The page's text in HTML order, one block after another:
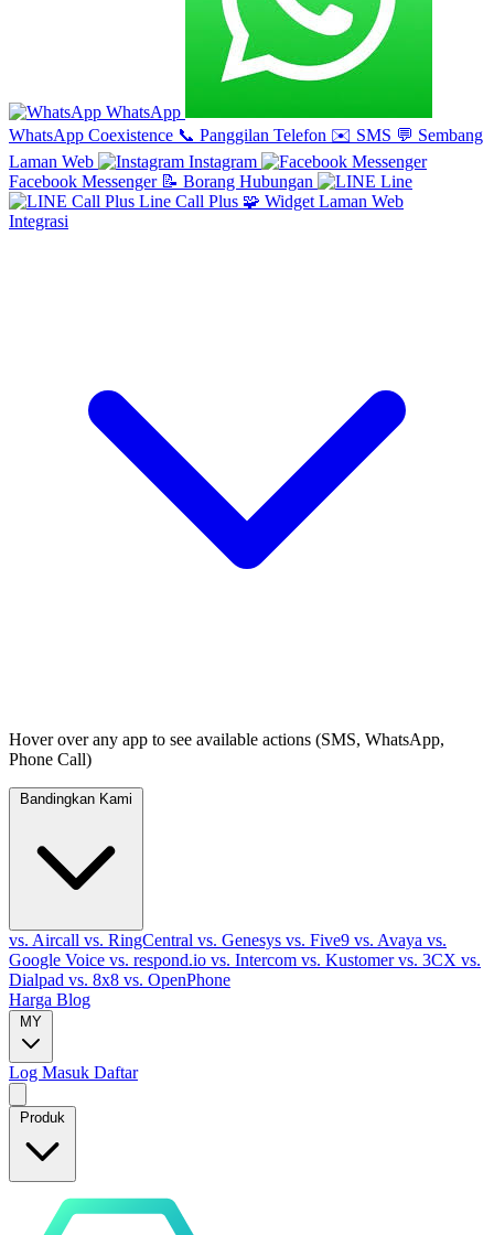
WhatsApp
WhatsApp Coexistence 📞 Panggilan Telefon ✉️ SMS 💬 Sembang
Laman Web
Instagram
Facebook Messenger 📝 Borang Hubungan
Line
Line Call Plus 🧩 Widget Laman Web
Integrasi
Hover over any app to see available actions (SMS, WhatsApp,
Phone Call)
vs. Aircall vs. RingCentral vs. Genesys vs. Five9 vs. Avaya vs.
Google Voice vs. respond.io vs. Intercom vs. Kustomervs. 3CX vs.
Dialpad vs. 8x8 vs. OpenPhone
Harga Blog
MY
Log Masuk Daftar
Produk